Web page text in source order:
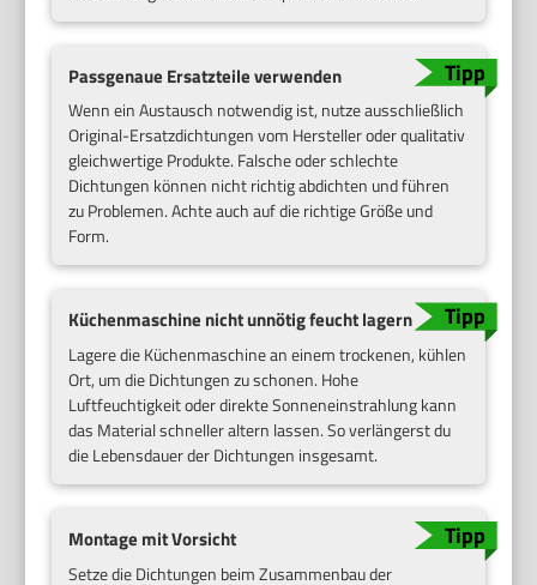
Passgenaue Ersatzteile verwenden
Wenn ein Austausch notwendig ist, nutze ausschließlich
Original-Ersatzdichtungen vom Hersteller oder qualitativ
gleichwertige Produkte. Falsche oder schlechte
Dichtungen können nicht richtig abdichten und führen
zu Problemen. Achte auch auf die richtige Größe und
Form.
Küchenmaschine nicht unnötig feucht lagern
Lagere die Küchenmaschine an einem trockenen, kühlen
Ort, um die Dichtungen zu schonen. Hohe
Luftfeuchtigkeit oder direkte Sonneneinstrahlung kann
das Material schneller altern lassen. So verlängerst du
die Lebensdauer der Dichtungen insgesamt.
Montage mit Vorsicht
Setze die Dichtungen beim Zusammenbau der